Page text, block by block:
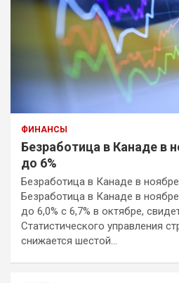
ФИНАНСЫ
Безработица в Канаде в
до 6%
Безработица в Канаде в
Безработица в Канаде в
до 6,0% с 6,7% в октябре,
Статистического управления
снижается шестой…